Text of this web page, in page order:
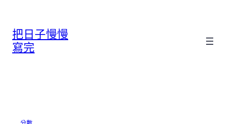
把日子慢慢
寫完